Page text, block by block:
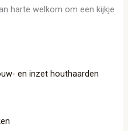
harte welkom om een kijkje
en inzet houthaarden